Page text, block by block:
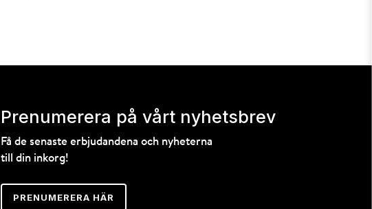
Prenumerera på vårt nyhetsbrev
Få de senaste erbjudandena och nyheterna
till din inkorg!
PRENUMERERA HÄR